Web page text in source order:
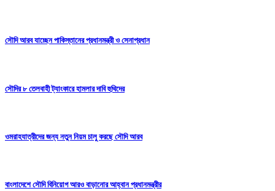
সৌদি আরব যাচ্ছেন পাকিস্তানের প্রধানমন্ত্রী ও সেনাপ্রধান
সৌদির ৮ তেলবাহী ট্যাংকারে হামলার দাবি হুথিদের
ওমরাহযাত্রীদের জন্য নতুন নিয়ম চালু করছে সৌদি আরব
বাংলাদেশে সৌদি বিনিয়োগ আরও বাড়ানোর আহ্বান প্রধানমন্ত্রীর